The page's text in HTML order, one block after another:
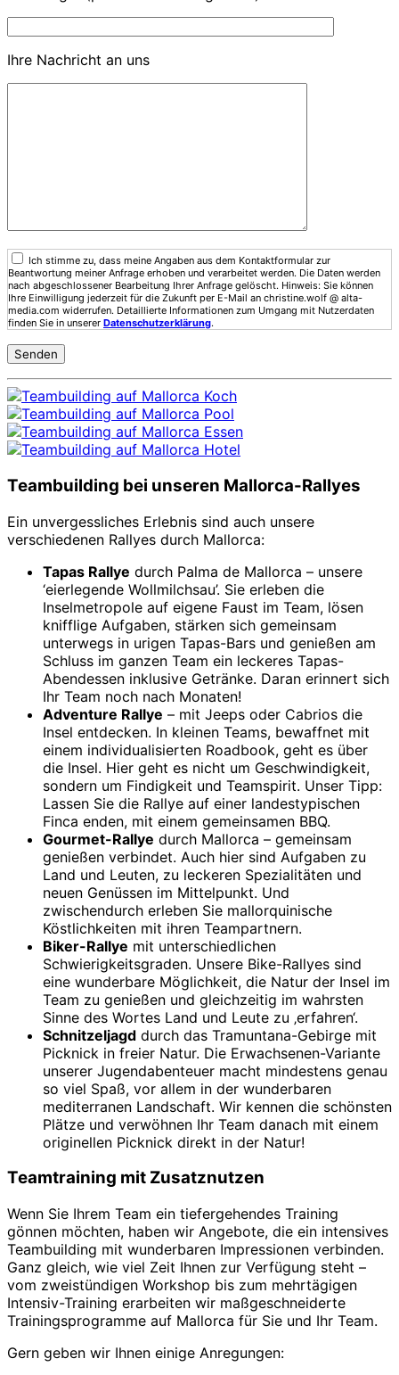
Ihre Nachricht an uns
Ich stimme zu, dass meine Angaben aus dem Kontaktformular zur
Beantwortung meiner Anfrage erhoben und verarbeitet werden. Die Daten werden
nach abgeschlossener Bearbeitung Ihrer Anfrage gelöscht. Hinweis: Sie können
Ihre Einwilligung jederzeit für die Zukunft per E-Mail an christine.wolf @ alta-
media.com widerrufen. Detaillierte Informationen zum Umgang mit Nutzerdaten
finden Sie in unserer Datenschutzerklärung.
Teambuilding bei unseren Mallorca-Rallyes
Ein unvergessliches Erlebnis sind auch unsere
verschiedenen Rallyes durch Mallorca:
Tapas Rallye durch Palma de Mallorca – unsere
‘eierlegende Wollmilchsau’. Sie erleben die
Inselmetropole auf eigene Faust im Team, lösen
knifflige Aufgaben, stärken sich gemeinsam
unterwegs in urigen Tapas-Bars und genießen am
Schluss im ganzen Team ein leckeres Tapas-
Abendessen inklusive Getränke. Daran erinnert sich
Ihr Team noch nach Monaten!
Adventure Rallye – mit Jeeps oder Cabrios die
Insel entdecken. In kleinen Teams, bewaffnet mit
einem individualisierten Roadbook, geht es über
die Insel. Hier geht es nicht um Geschwindigkeit,
sondern um Findigkeit und Teamspirit. Unser Tipp:
Lassen Sie die Rallye auf einer landestypischen
Finca enden, mit einem gemeinsamen BBQ.
Gourmet-Rallye durch Mallorca – gemeinsam
genießen verbindet. Auch hier sind Aufgaben zu
Land und Leuten, zu leckeren Spezialitäten und
neuen Genüssen im Mittelpunkt. Und
zwischendurch erleben Sie mallorquinische
Köstlichkeiten mit ihren Teampartnern.
Biker-Rallye mit unterschiedlichen
Schwierigkeitsgraden. Unsere Bike-Rallyes sind
eine wunderbare Möglichkeit, die Natur der Insel im
Team zu genießen und gleichzeitig im wahrsten
Sinne des Wortes Land und Leute zu ‚erfahren‘.
Schnitzeljagd durch das Tramuntana-Gebirge mit
Picknick in freier Natur. Die Erwachsenen-Variante
unserer Jugendabenteuer macht mindestens genau
so viel Spaß, vor allem in der wunderbaren
mediterranen Landschaft. Wir kennen die schönsten
Plätze und verwöhnen Ihr Team danach mit einem
originellen Picknick direkt in der Natur!
Teamtraining mit Zusatznutzen
Wenn Sie Ihrem Team ein tiefergehendes Training
gönnen möchten, haben wir Angebote, die ein intensives
Teambuilding mit wunderbaren Impressionen verbinden.
Ganz gleich, wie viel Zeit Ihnen zur Verfügung steht –
vom zweistündigen Workshop bis zum mehrtägigen
Intensiv-Training erarbeiten wir maßgeschneiderte
Trainingsprogramme auf Mallorca für Sie und Ihr Team.
Gern geben wir Ihnen einige Anregungen: